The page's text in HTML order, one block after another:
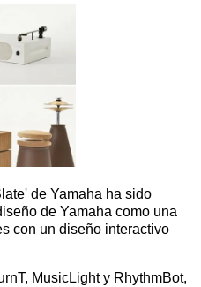
de Yamaha ha sido
de Yamaha como una
con un diseño interactivo
MusicLight y RhythmBot,